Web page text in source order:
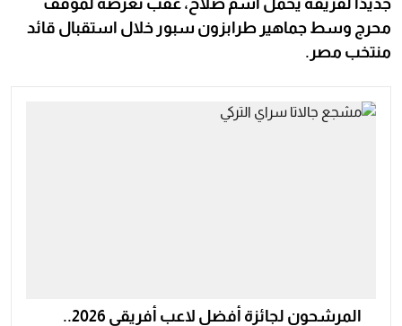
جديدًا لفريقه يحمل اسم صلاح، عقب تعرضه لموقف
محرج وسط جماهير طرابزون سبور خلال استقبال قائد
منتخب مصر.
المرشحون لجائزة أفضل لاعب أفريقي 2026..